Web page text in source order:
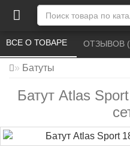
Батуты
Батут Atlas
ВСЕ О ТОВАРЕ ОТЗЫВОВ